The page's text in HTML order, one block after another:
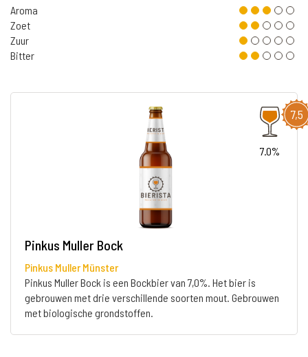
Aroma
Zoet
Zuur
Bitter
7,5
7.0%
Pinkus Muller Bock
Pinkus Muller Münster
Pinkus Muller Bock is een Bockbier van 7,0%. Het bier is
gebrouwen met drie verschillende soorten mout. Gebrouwen
met biologische grondstoffen.